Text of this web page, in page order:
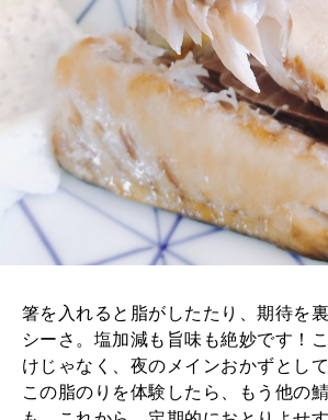
箸を入れると脂がしたたり、期待を
シーさ。塩加減も旨味も絶妙です！
けじゃなく、夜のメインおかずとし
この脂のりを体験したら、もう他の